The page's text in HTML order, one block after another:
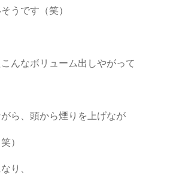
うです（笑）
こんなボリューム出しやがって
ら、頭から煙りを上げなが
）
り、